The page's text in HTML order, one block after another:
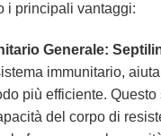
i principali vantaggi:
Generale:
immunitario,
più efficiente. Questo
del corpo di